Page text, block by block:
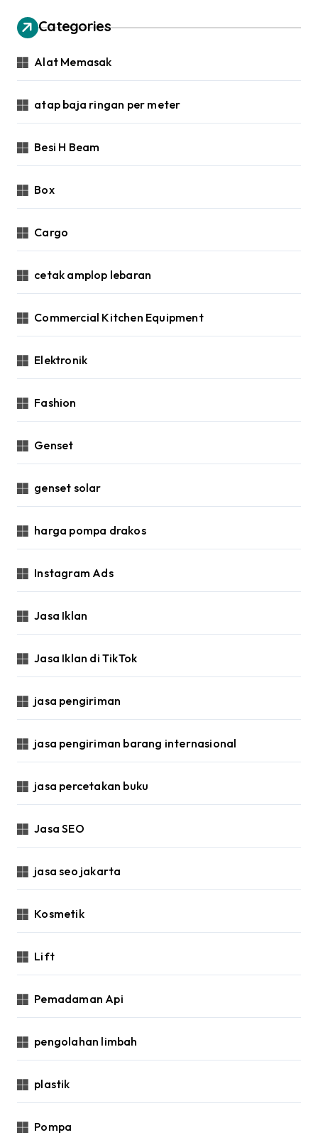
Categories
Alat Memasak
atap baja ringan per meter
Besi H Beam
Box
Cargo
cetak amplop lebaran
Commercial Kitchen Equipment
Elektronik
Fashion
Genset
genset solar
harga pompa drakos
Instagram Ads
Jasa Iklan
Jasa Iklan di TikTok
jasa pengiriman
jasa pengiriman barang internasional
jasa percetakan buku
Jasa SEO
jasa seo jakarta
Kosmetik
Lift
Pemadaman Api
pengolahan limbah
plastik
Pompa